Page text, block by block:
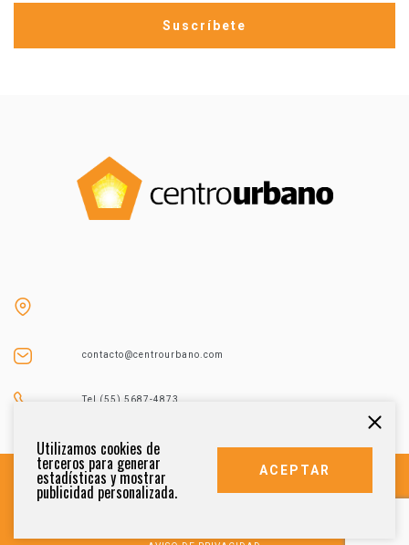
contacto@centrourbano.com
Tel (55) 5687-4873
Utilizamos cookies de
terceros para generar
estadísticas y mostrar
publicidad personalizada.
ACEPTAR